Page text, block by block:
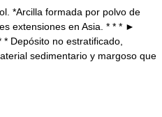
*Arcilla formada por polvo de
extensiones en Asia. * * * ►
Depósito no estratificado,
sedimentario y margoso que